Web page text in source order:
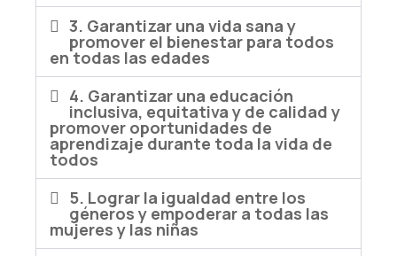
3. Garantizar una vida sana y
promover el bienestar para todos
en todas las edades
4. Garantizar una educación
inclusiva, equitativa y de calidad y
promover oportunidades de
aprendizaje durante toda la vida de
todos
5. Lograr la igualdad entre los
géneros y empoderar a todas las
mujeres y las niñas